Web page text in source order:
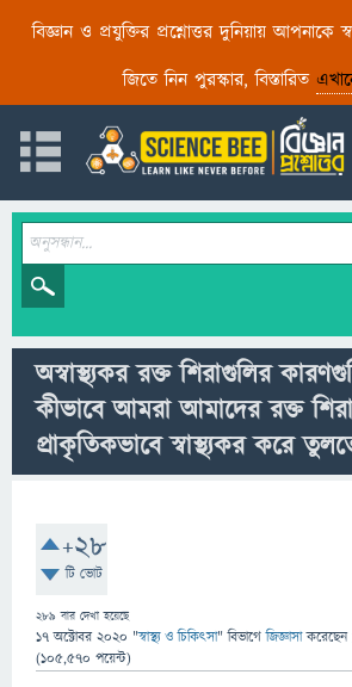
বিজ্ঞান ও প্রযুক্তির প্রশ্নোত্তর দুনিয়ায় আপনাকে
জিতে নিন পুরস্কার, বিস্তারিত
অস্বাস্থ্যকর রক্ত ​​শিরাগুলির
কীভাবে আমরা আমাদের রক্ত
প্রাকৃতিকভাবে স্বাস্থ্যকর করে
+28
টি ভোট
289 বার দেখা হয়েছে
17 অক্টোবর 2020 "স্বাস্থ্য ও চিকিৎসা" বিভাগে জিজ্ঞাসাকরেছেন
(105,570 পয়েন্ট)